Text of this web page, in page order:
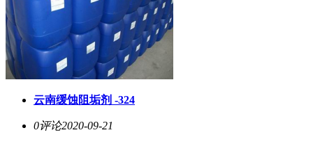
云南缓蚀阻垢剂 -324
0评论2020-09-21